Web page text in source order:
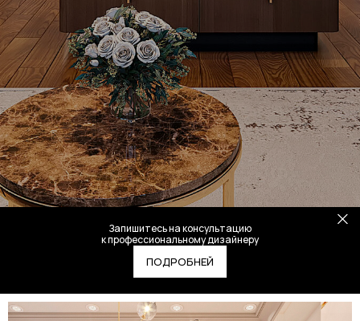
Запишитесь на консультацию
к профессиональному дизайнеру
ПОДРОБНЕЙ